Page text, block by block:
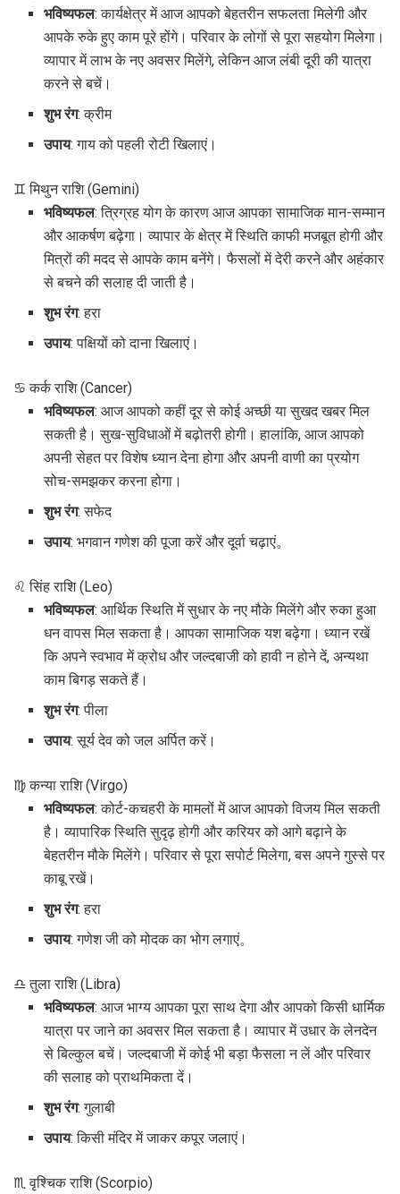
भविष्यफल: कार्यक्षेत्र में आज आपको बेहतरीन सफलता मिलेगी और
आपके रुके हुए काम पूरे होंगे। परिवार के लोगों से पूरा सहयोग मिलेगा।
व्यापार में लाभ के नए अवसर मिलेंगे, लेकिन आज लंबी दूरी की यात्रा
करने से बचें।
शुभ रंग: क्रीम
उपाय: गाय को पहली रोटी खिलाएं।
♊ मिथुन राशि (Gemini)
भविष्यफल: त्रिग्रह योग के कारण आज आपका सामाजिक मान-सम्मान
और आकर्षण बढ़ेगा। व्यापार के क्षेत्र में स्थिति काफी मजबूत होगी और
मित्रों की मदद से आपके काम बनेंगे। फैसलों में देरी करने और अहंकार
से बचने की सलाह दी जाती है।
शुभ रंग: हरा
उपाय: पक्षियों को दाना खिलाएं।
♋ कर्क राशि (Cancer)
भविष्यफल: आज आपको कहीं दूर से कोई अच्छी या सुखद खबर मिल
सकती है। सुख-सुविधाओं में बढ़ोतरी होगी। हालांकि, आज आपको
अपनी सेहत पर विशेष ध्यान देना होगा और अपनी वाणी का प्रयोग
सोच-समझकर करना होगा।
शुभ रंग: सफेद
उपाय: भगवान गणेश की पूजा करें और दूर्वा चढ़ाएं。
♌ सिंह राशि (Leo)
भविष्यफल: आर्थिक स्थिति में सुधार के नए मौके मिलेंगे और रुका हुआ
धन वापस मिल सकता है। आपका सामाजिक यश बढ़ेगा। ध्यान रखें
कि अपने स्वभाव में क्रोध और जल्दबाजी को हावी न होने दें, अन्यथा
काम बिगड़ सकते हैं।
शुभ रंग: पीला
उपाय: सूर्य देव को जल अर्पित करें।
♍ कन्या राशि (Virgo)
भविष्यफल: कोर्ट-कचहरी के मामलों में आज आपको विजय मिल सकती
है। व्यापारिक स्थिति सुदृढ़ होगी और करियर को आगे बढ़ाने के
बेहतरीन मौके मिलेंगे। परिवार से पूरा सपोर्ट मिलेगा, बस अपने गुस्से पर
काबू रखें।
शुभ रंग: हरा
उपाय: गणेश जी को मोदक का भोग लगाएं。
♎ तुला राशि (Libra)
भविष्यफल: आज भाग्य आपका पूरा साथ देगा और आपको किसी धार्मिक
यात्रा पर जाने का अवसर मिल सकता है। व्यापार में उधार के लेनदेन
से बिल्कुल बचें। जल्दबाजी में कोई भी बड़ा फैसला न लें और परिवार
की सलाह को प्राथमिकता दें।
शुभ रंग: गुलाबी
उपाय: किसी मंदिर में जाकर कपूर जलाएं।
♏ वृश्चिक राशि (Scorpio)